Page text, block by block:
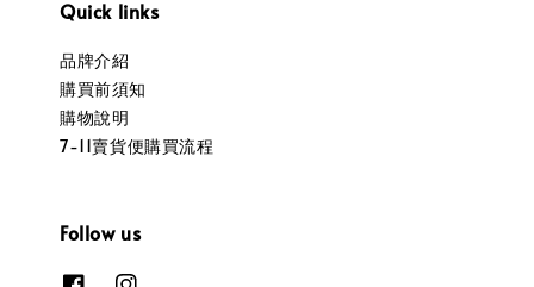
Quick links
品牌介紹
購買前須知
購物說明
7-11賣貨便購買流程
Follow us